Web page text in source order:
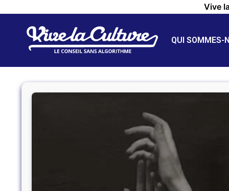
Vive
QUI SOMMES-